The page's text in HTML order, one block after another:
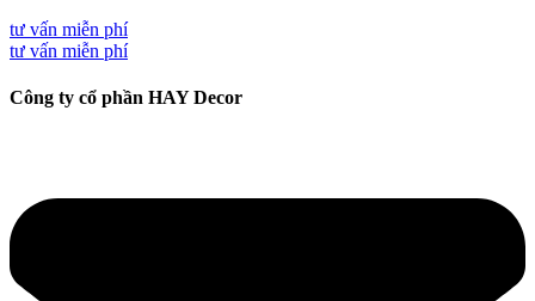
tư vấn miễn phí
tư vấn miễn phí
Công ty cổ phần HAY Decor